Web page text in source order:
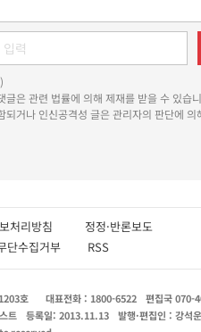
은 관련 법률에 의해 제재를 받을 수 있습
거나 인신공격성 글은 관리자의 판단에 의
보처리방침 정정·반론보도
단수집거부 RSS
호 대표전화 : 1800-6522 편집국 070-
트 등록일: 2013.11.13 발행·편집인 : 강석운